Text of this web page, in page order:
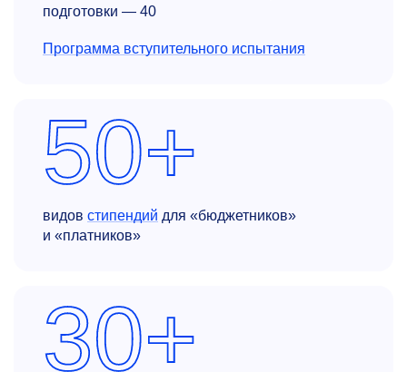
подготовки — 40
Программа вступительного испытания
50+
видов стипендий для «бюджетников»
и «платников»
30+